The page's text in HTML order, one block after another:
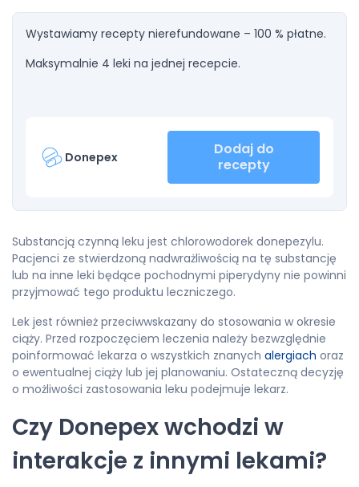
Wystawiamy recepty nierefundowane – 100 % płatne.
Maksymalnie 4 leki na jednej recepcie.
Donepex
Dodaj do
recepty
Substancją czynną leku jest chlorowodorek donepezylu.
Pacjenci ze stwierdzoną nadwrażliwością na tę substancję
lub na inne leki będące pochodnymi piperydyny nie powinni
przyjmować tego produktu leczniczego.
Lek jest również przeciwwskazany do stosowania w okresie
ciąży. Przed rozpoczęciem leczenia należy bezwzględnie
poinformować lekarza o wszystkich znanych alergiach oraz
o ewentualnej ciąży lub jej planowaniu. Ostateczną decyzję
o możliwości zastosowania leku podejmuje lekarz.
Czy Donepex wchodzi w
interakcje z innymi lekami?